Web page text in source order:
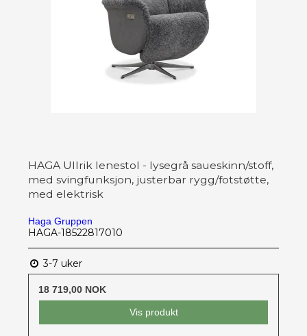
HAGA Ullrik lenestol - lysegrå saueskinn/stoff,
med svingfunksjon, justerbar rygg/fotstøtte,
med elektrisk
Haga Gruppen
HAGA-18522817010
3-7 uker
18 719,00 NOK
Vis produkt